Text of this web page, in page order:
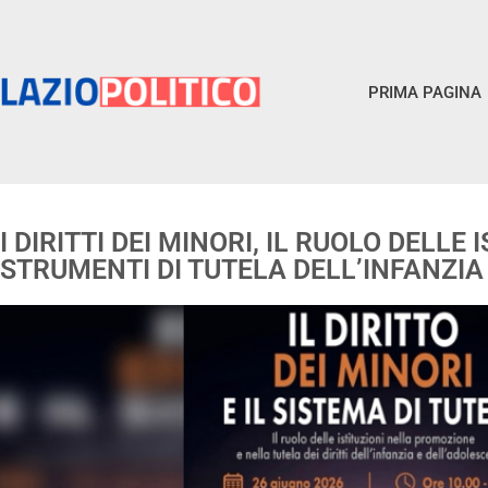
PRIMA PAGINA
I DIRITTI DEI MINORI, IL RUOLO DELLE
STRUMENTI DI TUTELA DELL’INFANZIA